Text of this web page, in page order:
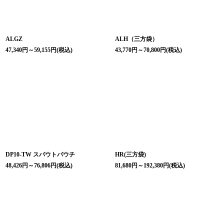
ALGZ
47,340円 ～59,155円(税込)
ALH（三方袋）
43,770円 ～70,800円(税込)
DP10-TW スパウトパウチ
48,426円 ～76,806円(税込)
HR(三方袋)
81,680円 ～192,380円(税込)